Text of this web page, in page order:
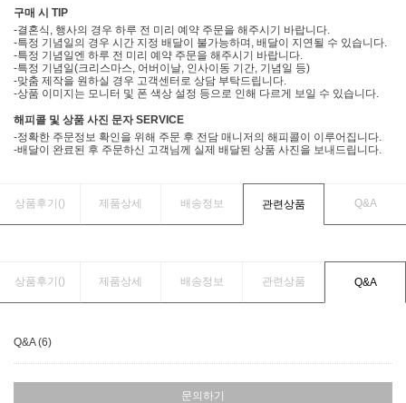
구매 시 TIP
-결혼식, 행사의 경우 하루 전 미리 예약 주문을 해주시기 바랍니다.
-특정 기념일의 경우 시간 지정 배달이 불가능하며, 배달이 지연될 수 있습니다.
-특정 기념일엔 하루 전 미리 예약 주문을 해주시기 바랍니다.
-특정 기념일(크리스마스, 어버이날, 인사이동 기간, 기념일 등)
-맞춤 제작을 원하실 경우 고객센터로 상담 부탁드립니다.
-상품 이미지는 모니터 및 폰 색상 설정 등으로 인해 다르게 보일 수 있습니다.
해피콜 및 상품 사진 문자 SERVICE
-정확한 주문정보 확인을 위해 주문 후 전담 매니저의 해피콜이 이루어집니다.
-배달이 완료된 후 주문하신 고객님께 실제 배달된 상품 사진을 보내드립니다.
상품후기() 제품상세 배송정보 관련상품 Q&A
상품후기() 제품상세 배송정보 관련상품 Q&A
Q&A (6)
문의하기